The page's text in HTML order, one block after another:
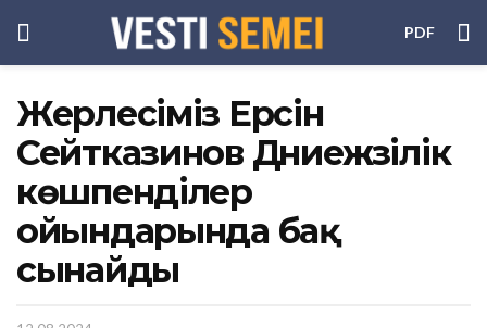
PDF
Жерлесіміз Ерсін
Сейтказинов Дүниежүзілік
көшпенділер
ойындарында бақ
сынайды